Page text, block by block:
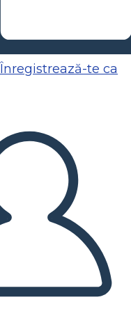
Înregistrează-te ca